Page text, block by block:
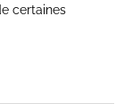
certaines